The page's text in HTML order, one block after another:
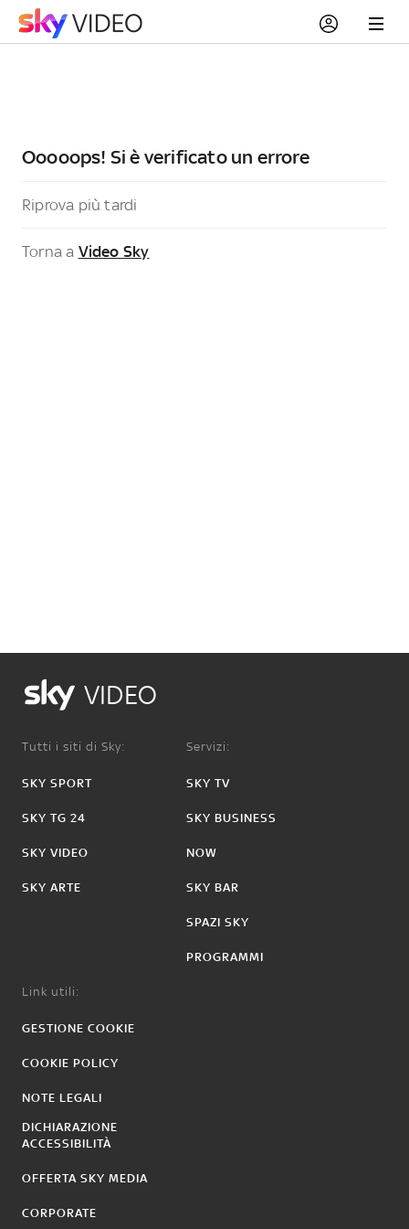
Ooooops! Si è verificato un errore
Riprova più tardi
Torna a Video Sky
VIDEO
Tutti i siti di Sky:
SKY SPORT
SKY TG 24
SKY VIDEO
SKY ARTE
Servizi:
SKY TV
SKY BUSINESS
NOW
SKY BAR
SPAZI SKY
PROGRAMMI
Link utili:
GESTIONE COOKIE
COOKIE POLICY
NOTE LEGALI
DICHIARAZIONE
ACCESSIBILITÀ
OFFERTA SKY MEDIA
CORPORATE